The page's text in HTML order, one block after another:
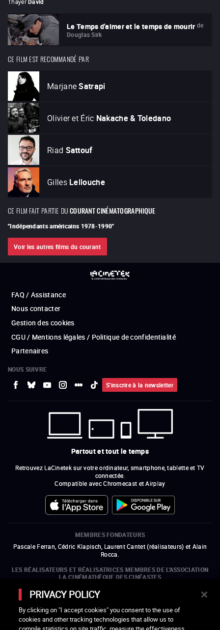
Thayer David
Le Temps d'aimer et le temps de mourir de
Douglas Sirk
CE FILM EST RECOMMANDÉ PAR
Marjane Satrapi
Olivier et Éric Nakache & Toledano
Riad Sattouf
Gilles Lellouche
CE FILM FAIT PARTIE DUCOURANT CINÉMATOGRAPHIQUE
"Indépendants américains 1978-1990"
Voir les autres films du courant
FAQ / Assistance
Nous contacter
Gestion des cookies
CGU / Mentions légales / Politique de confidentialité
Partenaires
NOUS SUIVRE
S'inscrire à la newsletter
Partout et tout le temps
Retrouvez LaCinetek sur votre ordinateur, smartphone, tablette et TV
connectée.
Compatible avec Chromecast et Airplay
MEMBRES FONDATEURS
Pascale Ferran, Cédric Klapisch, Laurent Cantet (réalisateurs) et Alain
Rocca.
LES RÉALISATEURS ET RÉALISATRICES MEMBRES DE L'ASSOCIATION
LA CINÉMATHÈQUE DES CINÉASTES
Olivier Assayas, Bertrand Bonello, Michel Hazanavicius (représentant de
l'ARP), Rebecca Zlotowski et Mikael Buch (représentant de la SRF)
LES ORGANISMES MEMBRES DE L'ASSOCIATION LA CINÉMATHÈQUE
DES CINÉASTES
PRIVACY POLICY
By clicking on "I accept cookies" you consent to the use of
cookies and other tracking technologies that allow us to